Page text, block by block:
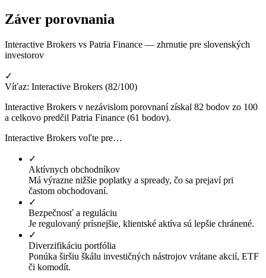
Záver porovnania
Interactive Brokers vs Patria Finance — zhrnutie pre slovenských
investorov
✓
Víťaz: Interactive Brokers (82/100)
Interactive Brokers v nezávislom porovnaní získal 82 bodov zo 100
a celkovo predčil Patria Finance (61 bodov).
Interactive Brokers voľte pre…
✓
Aktívnych obchodníkov
Má výrazne nižšie poplatky a spready, čo sa prejaví pri
častom obchodovaní.
✓
Bezpečnosť a reguláciu
Je regulovaný prísnejšie, klientské aktíva sú lepšie chránené.
✓
Diverzifikáciu portfólia
Ponúka širšiu škálu investičných nástrojov vrátane akcií, ETF
či komodít.